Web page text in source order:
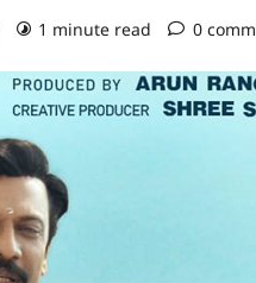
1 minute read 0